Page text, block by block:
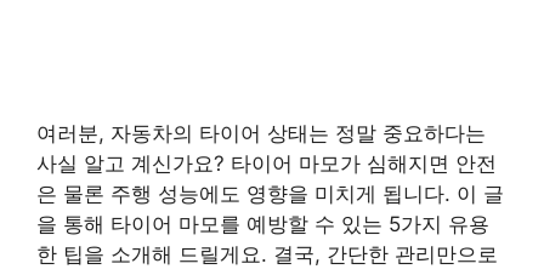
여러분, 자동차의 타이어 상태는 정말 중요하다는
사실 알고 계신가요? 타이어 마모가 심해지면 안전
은 물론 주행 성능에도 영향을 미치게 됩니다. 이 글
을 통해 타이어 마모를 예방할 수 있는 5가지 유용
한 팁을 소개해 드릴게요. 결국, 간단한 관리만으로